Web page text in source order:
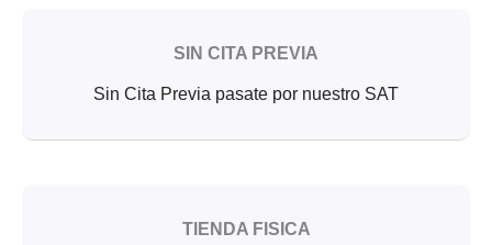
SIN CITA PREVIA
Sin Cita Previa pasate por nuestro SAT
TIENDA FISICA